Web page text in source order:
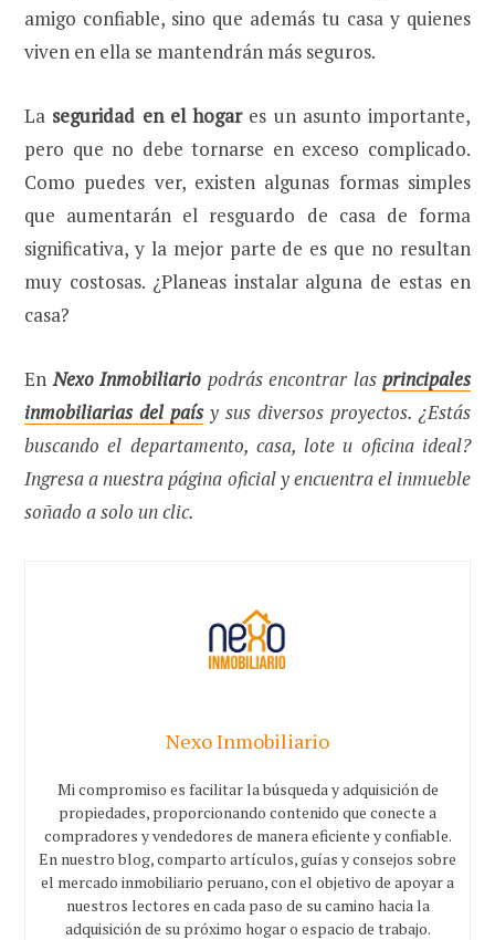
amigo confiable, sino que además tu casa y quienes
viven en ella se mantendrán más seguros.
La seguridad en el hogares un asunto importante,
pero que no debe tornarse en exceso complicado.
Como puedes ver, existen algunas formas simples
que aumentarán el resguardo de casa de forma
significativa, y la mejor parte de es que no resultan
muy costosas. ¿Planeas instalar alguna de estas en
casa?
EnNexo Inmobiliario podrás encontrar las principales
inmobiliarias del paísy sus diversos proyectos. ¿Estás
buscando el departamento, casa, lote u oficina ideal?
Ingresa a nuestra página oficial y encuentra el inmueble
soñado a solo un clic.
Nexo Inmobiliario
Mi compromiso es facilitar la búsqueda y adquisición de
propiedades, proporcionando contenido que conecte a
compradores y vendedores de manera eficiente y confiable.
En nuestro blog, comparto artículos, guías y consejos sobre
el mercado inmobiliario peruano, con el objetivo de apoyar a
nuestros lectores en cada paso de su camino hacia la
adquisición de su próximo hogar o espacio de trabajo.